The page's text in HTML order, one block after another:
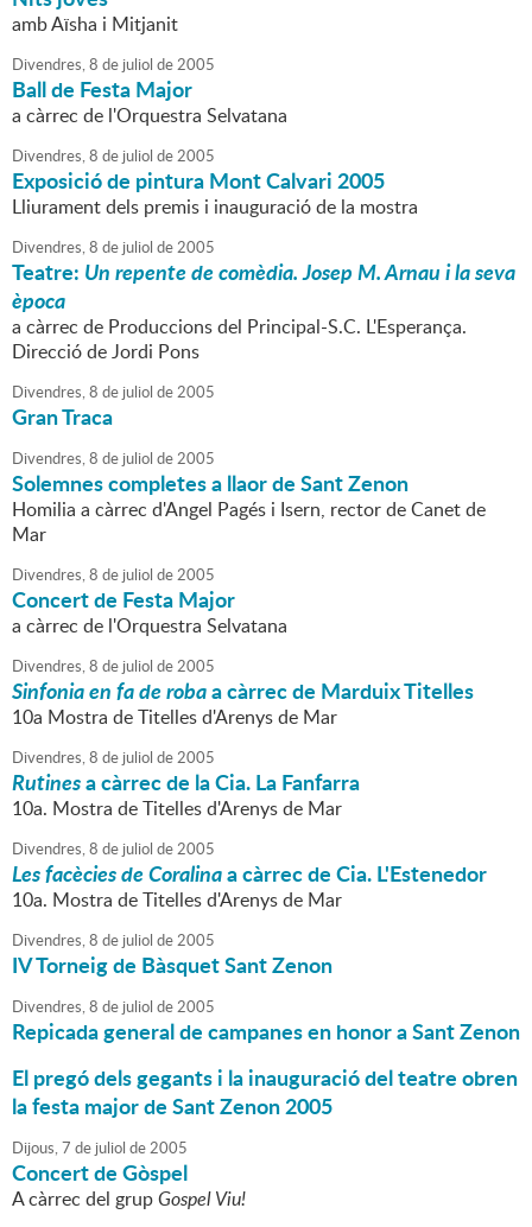
amb Aïsha i Mitjanit
Divendres,8 de juliol de2005
Ball de Festa Major
a càrrec de l'Orquestra Selvatana
Divendres,8 de juliol de2005
Exposició de pintura Mont Calvari 2005
Lliurament dels premis i inauguració de la mostra
Divendres,8 de juliol de2005
Teatre: Un repente de comèdia. Josep M. Arnau i la seva
època
a càrrec de Produccions del Principal-S.C. L'Esperança.
Direcció de Jordi Pons
Divendres,8 de juliol de2005
Gran Traca
Divendres,8 de juliol de2005
Solemnes completes a llaor de Sant Zenon
Homilia a càrrec d'Angel Pagés i Isern, rector de Canet de
Mar
Divendres,8 de juliol de2005
Concert de Festa Major
a càrrec de l'Orquestra Selvatana
Divendres,8 de juliol de2005
Sinfonia en fa de robaa càrrec de Marduix Titelles
10a Mostra de Titelles d'Arenys de Mar
Divendres,8 de juliol de2005
Rutinesa càrrec de la Cia. La Fanfarra
10a. Mostra de Titelles d'Arenys de Mar
Divendres,8 de juliol de2005
Les facècies de Coralinaa càrrec de Cia. L'Estenedor
10a. Mostra de Titelles d'Arenys de Mar
Divendres,8 de juliol de2005
IV Torneig de Bàsquet Sant Zenon
Divendres,8 de juliol de2005
Repicada general de campanes en honor a Sant Zenon
El pregó dels gegants i la inauguració del teatre obren
la festa major de Sant Zenon 2005
Dijous,7 de juliol de2005
Concert de Gòspel
A càrrec del grupGospel Viu!